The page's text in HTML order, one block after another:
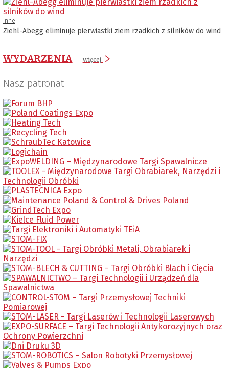
Inne
Ziehl-Abegg eliminuje pierwiastki ziem rzadkich z silników do wind
WYDARZENIA więcej
Nasz patronat